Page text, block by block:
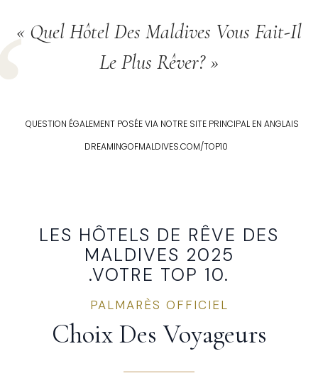
« Quel Hôtel Des Maldives Vous Fait-Il
Le Plus Rêver? »
QUESTION ÉGALEMENT POSÉE VIA NOTRE SITE PRINCIPAL EN ANGLAIS
DREAMINGOFMALDIVES.COM/TOP10
LES HÔTELS DE RÊVE DES
MALDIVES 2025
.VOTRE TOP 10.
PALMARÈS OFFICIEL
Choix Des Voyageurs